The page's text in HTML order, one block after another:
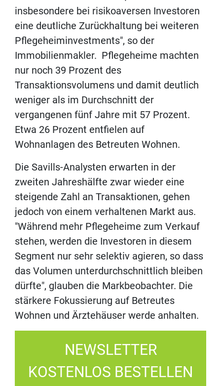
insbesondere bei risikoaversen Investoren
eine deutliche Zurückhaltung bei weiteren
Pflegeheiminvestments", so der
Immobilienmakler. Pflegeheime machten
nur noch 39 Prozent des
Transaktionsvolumens und damit deutlich
weniger als im Durchschnitt der
vergangenen fünf Jahre mit 57 Prozent.
Etwa 26 Prozent entfielen auf
Wohnanlagen des Betreuten Wohnen.
Die Savills-Analysten erwarten in der
zweiten Jahreshälfte zwar wieder eine
steigende Zahl an Transaktionen, gehen
jedoch von einem verhaltenen Markt aus.
"Während mehr Pflegeheime zum Verkauf
stehen, werden die Investoren in diesem
Segment nur sehr selektiv agieren, so dass
das Volumen unterdurchschnittlich bleiben
dürfte", glauben die Markbeobachter. Die
stärkere Fokussierung auf Betreutes
Wohnen und Ärztehäuser werde anhalten.
NEWSLETTER
KOSTENLOS BESTELLEN